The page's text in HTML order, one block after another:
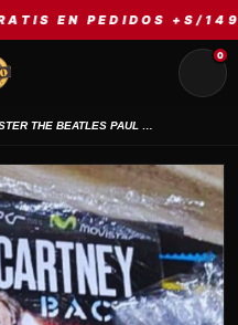
+S/149 | ⚡
0